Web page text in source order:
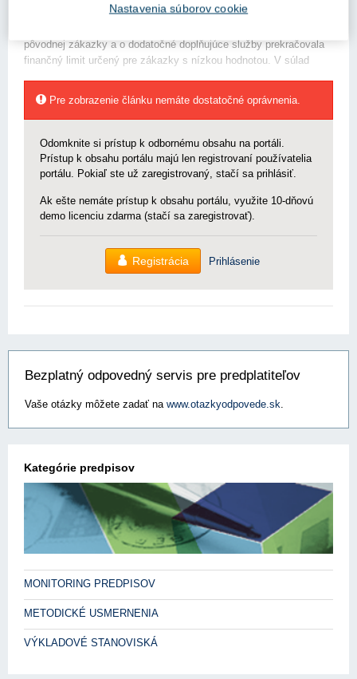
„Sú nám známe skutočnosti, že objednávateľ (verejný
pôvodnej zákazky a o dodatočné doplňujúce služby prekračovala
finančný limit určený pre zákazky s nízkou hodnotou. V súlad
Pre zobrazenie článku nemáte dostatočné oprávnenia.
Odomknite si prístup k odbornému obsahu na portáli.
Prístup k obsahu portálu majú len registrovaní používatelia
portálu. Pokiaľ ste už zaregistrovaný, stačí sa prihlásiť.
Ak ešte nemáte prístup k obsahu portálu, využite 10-dňovú
demo licenciu zdarma (stačí sa zaregistrovať).
Registrácia Prihlásenie
Bezplatný odpovedný servis pre predplatiteľov
Vaše otázky môžete zadať na www.otazkyodpovede.sk.
Kategórie predpisov
MONITORING PREDPISOV
METODICKÉ USMERNENIA
VÝKLADOVÉ STANOVISKÁ
Nastavenia súborov cookie